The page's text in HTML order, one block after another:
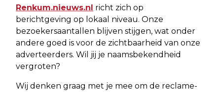
Renkum.nieuws.nl richt zich op
berichtgeving op lokaal niveau. Onze
bezoekersaantallen blijven stijgen, wat onder
andere goed is voor de zichtbaarheid van onze
adverteerders. Wil jij je naamsbekendheid
vergroten?
Wij denken graag met je mee om de reclame-